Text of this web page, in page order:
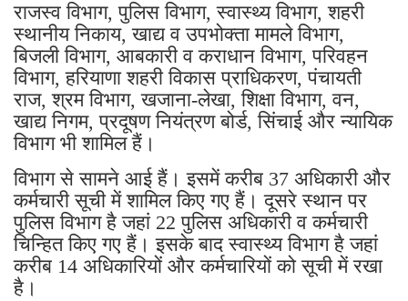
राजस्व विभाग, पुलिस विभाग, स्वास्थ्य विभाग, शहरी
स्थानीय निकाय, खाद्य व उपभोक्ता मामले विभाग,
बिजली विभाग, आबकारी व कराधान विभाग, परिवहन
विभाग, हरियाणा शहरी विकास प्राधिकरण, पंचायती
राज, श्रम विभाग, खजाना-लेखा, शिक्षा विभाग, वन,
खाद्य निगम, प्रदूषण नियंत्रण बोर्ड, सिंचाई और न्यायिक
विभाग भी शामिल हैं।
विभाग से सामने आई हैं। इसमें करीब 37 अधिकारी और
कर्मचारी सूची में शामिल किए गए हैं। दूसरे स्थान पर
पुलिस विभाग है जहां 22 पुलिस अधिकारी व कर्मचारी
चिन्हित किए गए हैं। इसके बाद स्वास्थ्य विभाग है जहां
करीब 14 अधिकारियों और कर्मचारियों को सूची में रखा
है।